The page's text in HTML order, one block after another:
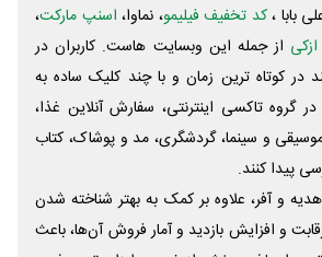
بابا ،کد تخفیف فیلیمو، نماوا، اسنپ مارکت،
ازکی از جمله این وبسایت ‌هاست. کاربران در
در کوتاه ترین زمان و با چند کلیک ساده به
گروه تاکسی اینترنتی، سفارش آنلاین غذا،
موسیقی و سینما، گردشگری، مد و پوشاک، کتاب
پیدا کنند.
هدیه و آفر، علاوه بر کمک به بهتر شناخته شدن
و افزایش بازدید و آمار فروش آن‌ها، باعث